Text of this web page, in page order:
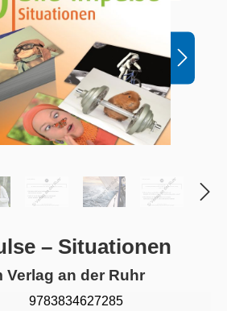
– Situationen
Verlag an der Ruhr
9783834627285